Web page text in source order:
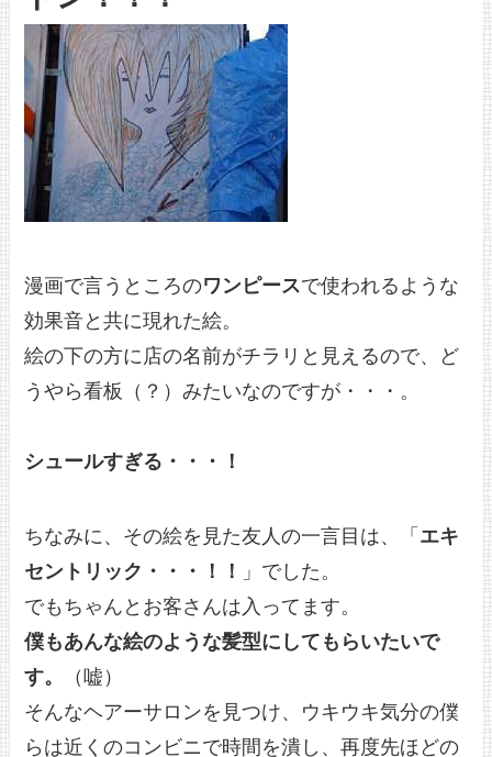
漫画で言うところのワンピースで使われるような
効果音と共に現れた絵。
絵の下の方に店の名前がチラリと見えるので、ど
うやら看板（？）みたいなのですが・・・。
シュールすぎる・・・！
ちなみに、その絵を見た友人の一言目は、「 エキ
セントリック・・・！！
」でした。
でもちゃんとお客さんは入ってます。
僕もあんな絵のような髪型にしてもらいたいで
す。
（嘘）
そんなヘアーサロンを見つけ、ウキウキ気分の僕
らは近くのコンビニで時間を潰し、再度先ほどの